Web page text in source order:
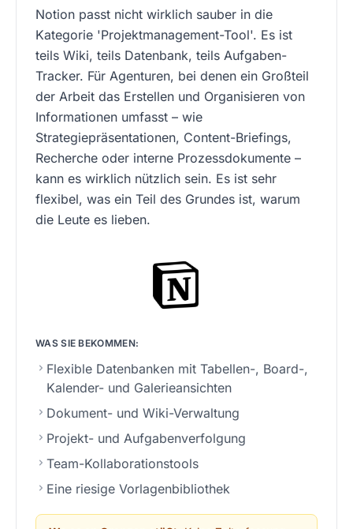
Notion passt nicht wirklich sauber in die
Kategorie 'Projektmanagement-Tool'. Es ist
teils Wiki, teils Datenbank, teils Aufgaben-
Tracker. Für Agenturen, bei denen ein Großteil
der Arbeit das Erstellen und Organisieren von
Informationen umfasst – wie
Strategiepräsentationen, Content-Briefings,
Recherche oder interne Prozessdokumente –
kann es wirklich nützlich sein. Es ist sehr
flexibel, was ein Teil des Grundes ist, warum
die Leute es lieben.
WAS SIE BEKOMMEN:
Flexible Datenbanken mit Tabellen-, Board-,
Kalender- und Galerieansichten
Dokument- und Wiki-Verwaltung
Projekt- und Aufgabenverfolgung
Team-Kollaborationstools
Eine riesige Vorlagenbibliothek